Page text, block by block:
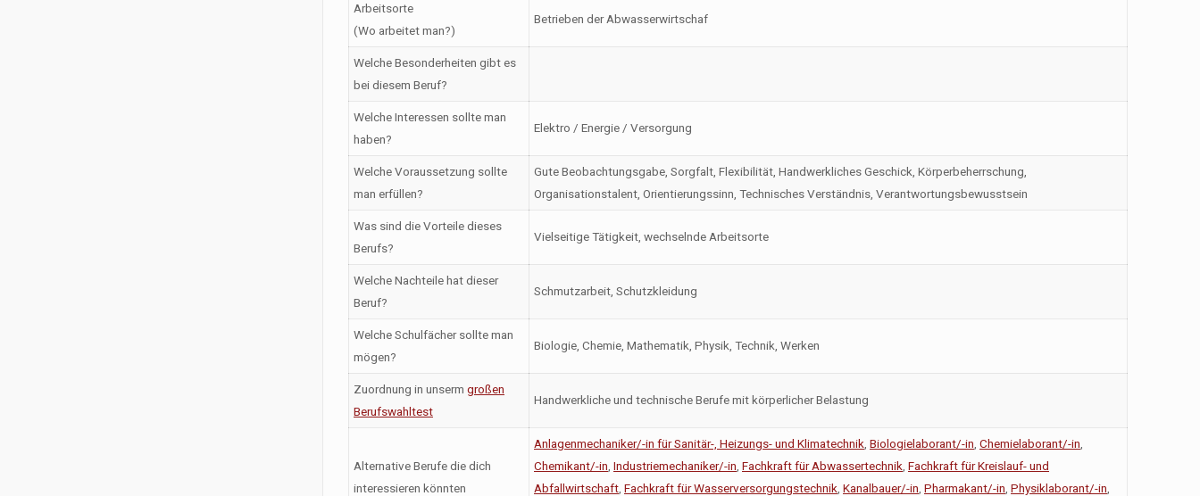
Arbeitsorte
(Wo arbeitet man?)
Betrieben der Abwasserwirtschaf
Welche Besonderheiten gibt es
bei diesem Beruf?
Welche Interessen sollte man
haben?
Elektro / Energie / Versorgung
Welche Voraussetzung sollte
man erfüllen?
Gute Beobachtungsgabe, Sorgfalt, Flexibilität, Handwerkliches Geschick, Körperbeherrschung,
Organisationstalent, Orientierungssinn, Technisches Verständnis, Verantwortungsbewusstsein
Was sind die Vorteile dieses
Berufs?
Vielseitige Tätigkeit, wechselnde Arbeitsorte
Welche Nachteile hat dieser
Beruf?
Schmutzarbeit, Schutzkleidung
Welche Schulfächer sollte man
mögen?
Biologie, Chemie, Mathematik, Physik, Technik, Werken
Zuordnung in unserm großen
Berufswahltest
Handwerkliche und technische Berufe mit körperlicher Belastung
Alternative Berufe die dich
interessieren könnten
Anlagenmechaniker/-in für Sanitär-, Heizungs- und Klimatechnik Biologielaborant/-in Chemielaborant/-in
Chemikant/-in Industriemechaniker/-in Fachkraft für Abwassertechnik Fachkraft für Kreislauf- und
Abfallwirtschaft Fachkraft für Wasserversorgungstechnik Kanalbauer/-in Pharmakant/-in Physiklaborant/-in